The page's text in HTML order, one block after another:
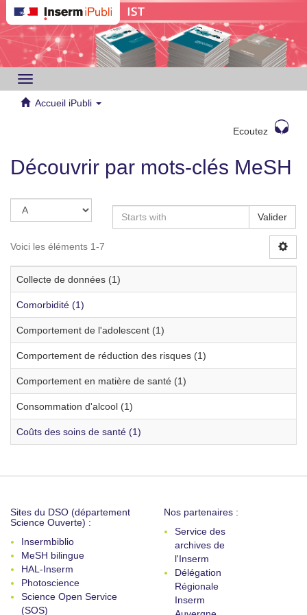
Toggle
navigation
Accueil iPubli
Ecoutez
Découvrir par mots-clés MeSH
Valider
Voici les éléments 1-7
Collecte de données (1)
Comorbidité (1)
Comportement de l'adolescent (1)
Comportement de réduction des risques (1)
Comportement en matière de santé (1)
Consommation d'alcool (1)
Coûts des soins de santé (1)
Sites du DSO (département
Science Ouverte) :
Insermbiblio
MeSH bilingue
HAL-Inserm
Photoscience
Science Open Service
(SOS)
Nos partenaires :
Service des
archives de
l'Inserm
Délégation
Régionale
Inserm